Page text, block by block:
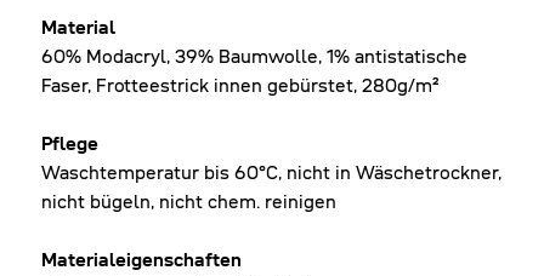
Material
60% Modacryl, 39% Baumwolle, 1% antistatische
Faser, Frotteestrick innen gebürstet, 280g/m²
Pflege
Waschtemperatur bis 60°C, nicht in Wäschetrockner,
nicht bügeln, nicht chem. reinigen
Materialeigenschaften